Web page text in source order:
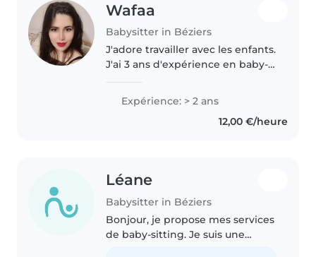
Wafaa
Babysitter in Béziers
J'adore travailler avec les enfants.
J'ai 3 ans d'expérience en baby-
bébés et des enfants en bas âge.
J'ai également de l'expérience
Expérience: > 2 ans
12,00 €/heure
Léane
Babysitter in Béziers
Bonjour, je propose mes services
de baby-sitting. Je suis une